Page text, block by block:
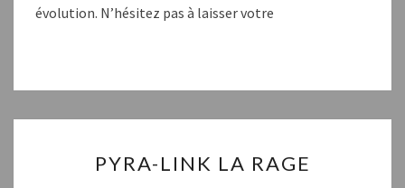
évolution. N’hésitez pas à laisser votre
LINK
PYRA-LINK LA RAGE